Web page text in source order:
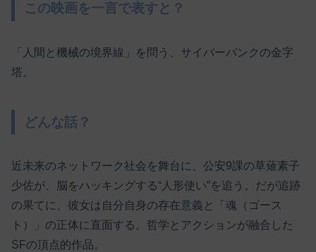
この映画を一言で表すと？
「人間と機械の境界線」を問う、サイバーパンクの金字
塔。
どんな話？
近未来のネットワーク社会を舞台に、公安9課の草薙素子
少佐が、脳をハッキングする“人形使い”を追う。だが追跡
の果てに、彼女は自分自身の存在意義と「魂（ゴース
ト）」の正体に直面する。哲学とアクションが融合した
SFの頂点的作品。